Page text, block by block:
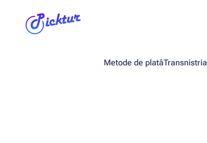
Metode de platâTransnistria